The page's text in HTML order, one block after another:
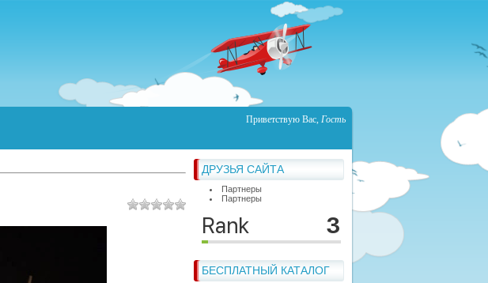
Приветствую Вас, Гость
ДРУЗЬЯ САЙТА
Партнеры
Партнеры
БЕСПЛАТНЫЙ КАТАЛОГ